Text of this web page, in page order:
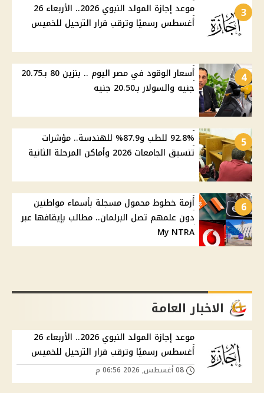
3
موعد إجازة المولد النبوي 2026.. الأربعاء 26
أغسطس رسميًا وترقب قرار الترحيل للخميس
4
أسعار الوقود في مصر اليوم .. بنزين 80 بـ20.75
جنيه والسولار بـ20.50 جنيه
5
92.8% للطب و87.9% للهندسة.. مؤشرات
تنسيق الجامعات 2026 وأماكن المرحلة الثانية
6
أزمة خطوط محمول مسجلة بأسماء مواطنين
دون علمهم تصل البرلمان.. مطالب بإيقافها عبر
My NTRA
الاخبار العامة
موعد إجازة المولد النبوي 2026.. الأربعاء 26
أغسطس رسميًا وترقب قرار الترحيل للخميس